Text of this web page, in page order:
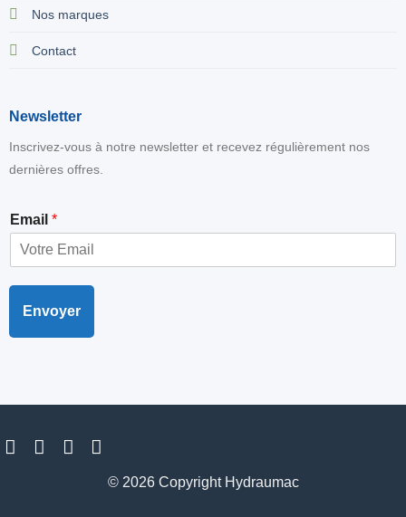
Nos marques
Contact
Newsletter
Inscrivez-vous à notre newsletter et recevez régulièrement nos
dernières offres.
E
m
i
l
Email *
Envoyer
© 2026 Copyright Hydraumac